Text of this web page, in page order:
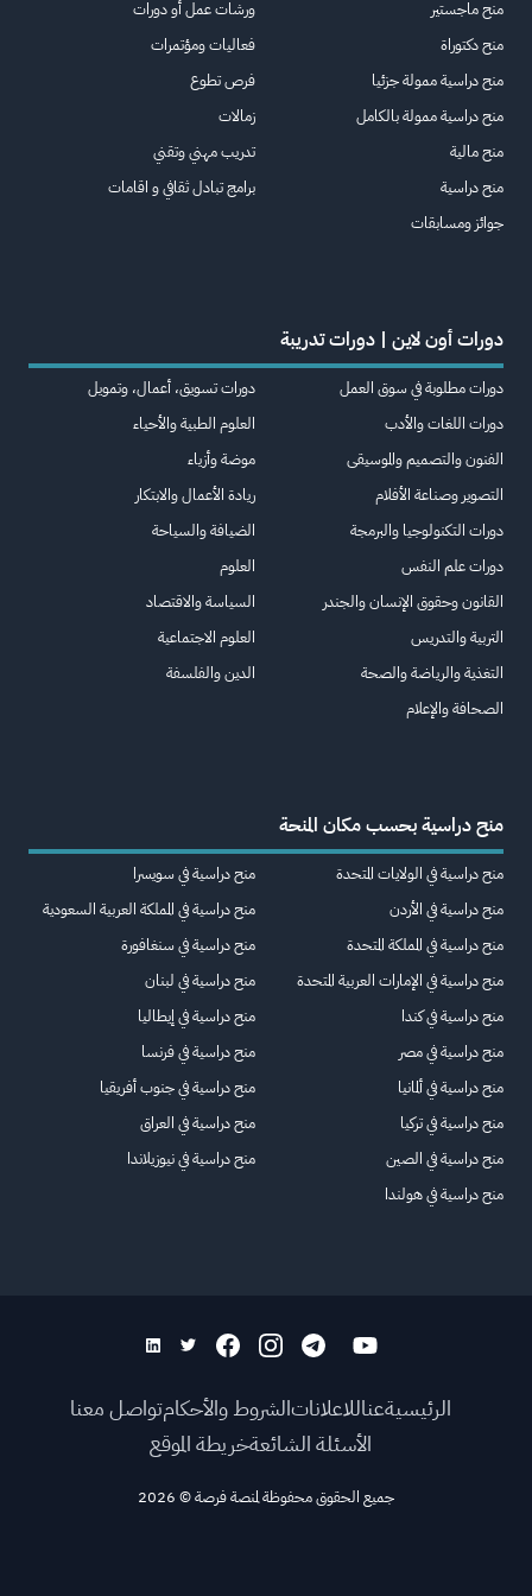
منح ماجستير
منح دكتوراة
منح دراسية ممولة جزئيا
منح دراسية ممولة بالكامل
منح مالية
منح دراسية
جوائز ومسابقات
ورشات عمل أو دورات
فعاليات ومؤتمرات
فرص تطوع
زمالات
تدريب مهني وتقني
برامج تبادل ثقافي و اقامات
دورات أون لاين | دورات تدريبة
دورات مطلوبة في سوق العمل
دورات اللغات والأدب
الفنون والتصميم والموسيقى
التصوير وصناعة الأفلام
دورات التكنولوجيا والبرمجة
دورات علم النفس
القانون وحقوق الإنسان والجندر
التربية والتدريس
التغذية والرياضة والصحة
الصحافة والإعلام
دورات تسويق، أعمال، وتمويل
العلوم الطبية والأحياء
موضة وأزياء
ريادة الأعمال والابتكار
الضيافة والسياحة
العلوم
السياسة والاقتصاد
العلوم الاجتماعية
الدين والفلسفة
منح دراسية بحسب مكان المنحة
منح دراسية في الولايات المتحدة
منح دراسية في الأردن
منح دراسية في المملكة المتحدة
منح دراسية في الإمارات العربية المتحدة
منح دراسية في كندا
منح دراسية في مصر
منح دراسية في ألمانيا
منح دراسية في تركيا
منح دراسية في الصين
منح دراسية في هولندا
منح دراسية في سويسرا
منح دراسية في المملكة العربية السعودية
منح دراسية في سنغافورة
منح دراسية في لبنان
منح دراسية في إيطاليا
منح دراسية في فرنسا
منح دراسية في جنوب أفريقيا
منح دراسية في العراق
منح دراسية في نيوزيلاندا
الرئيسيةعناللاعلاناتالشروط والأحكامتواصل معنا
الأسئلة الشائعةخريطة الموقع
جميع الحقوق محفوظة لمنصة فرصة©
2026